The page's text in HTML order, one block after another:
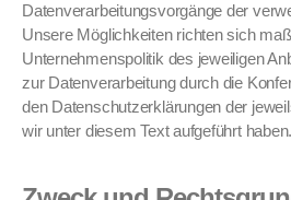
Daten­ver­ar­beitungsvorgänge der
Unsere Möglichkeit­en richt­en sich
Unternehmen­spoli­tik des jew­eili­gen
zur Daten­ver­ar­beitung durch die
den Daten­schutzerk­lärun­gen der
wir unter diesem Text aufge­führt haben.